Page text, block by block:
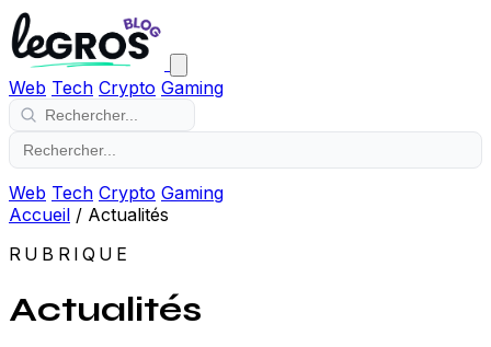
Web Tech Crypto Gaming
Web Tech Crypto Gaming
Accueil / Actualités
RUBRIQUE
Actualités